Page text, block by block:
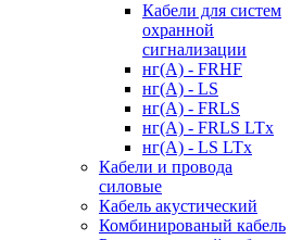
Кабели для систем
охранной
сигнализации
нг(A) - FRHF
нг(A) - LS
нг(А) - FRLS
нг(А) - FRLS LTx
нг(А) - LS LTx
Кабели и провода
силовые
Кабель акустический
Комбинированый кабель